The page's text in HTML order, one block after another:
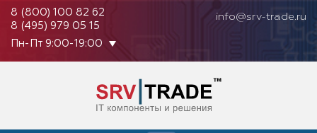
8 (800) 100 82 62
8 (495) 979 05 15
info@srv-trade.ru
Пн-Пт 9:00-19:00